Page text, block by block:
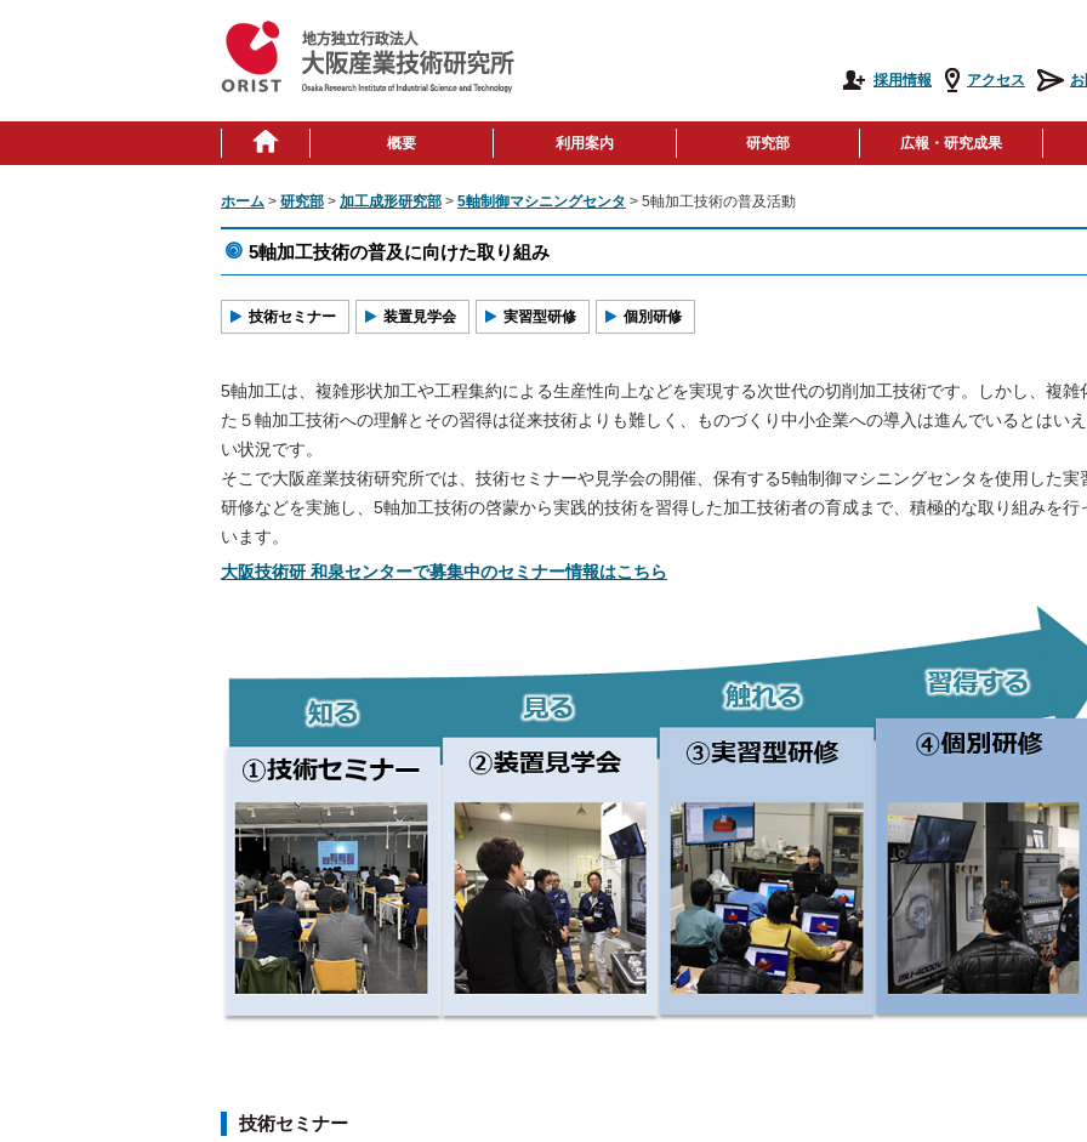
採用情報 アクセス
概要 利用案内 研究部 広報・研究成果
ホーム > 研究部 > 加工成形研究部 > 5軸制御マシニングセンタ > 5軸加工技術の普及活動
5軸加工技術の普及に向けた取り組み
技術セミナー 装置見学会 実習型研修 個別研修
5軸加工は、複雑形状加工や工程集約による生産性向上などを実現する次世代の切削加工技術です。しかし、複雑
た５軸加工技術への理解とその習得は従来技術よりも難しく、ものづくり中小企業への導入は進んでいるとはい
い状況です。
そこで大阪産業技術研究所では、技術セミナーや見学会の開催、保有する5軸制御マシニングセンタを使用した実
研修などを実施し、5軸加工技術の啓蒙から実践的技術を習得した加工技術者の育成まで、積極的な取り組みを行
います。
大阪技術研 和泉センターで募集中のセミナー情報はこちら
技術セミナー